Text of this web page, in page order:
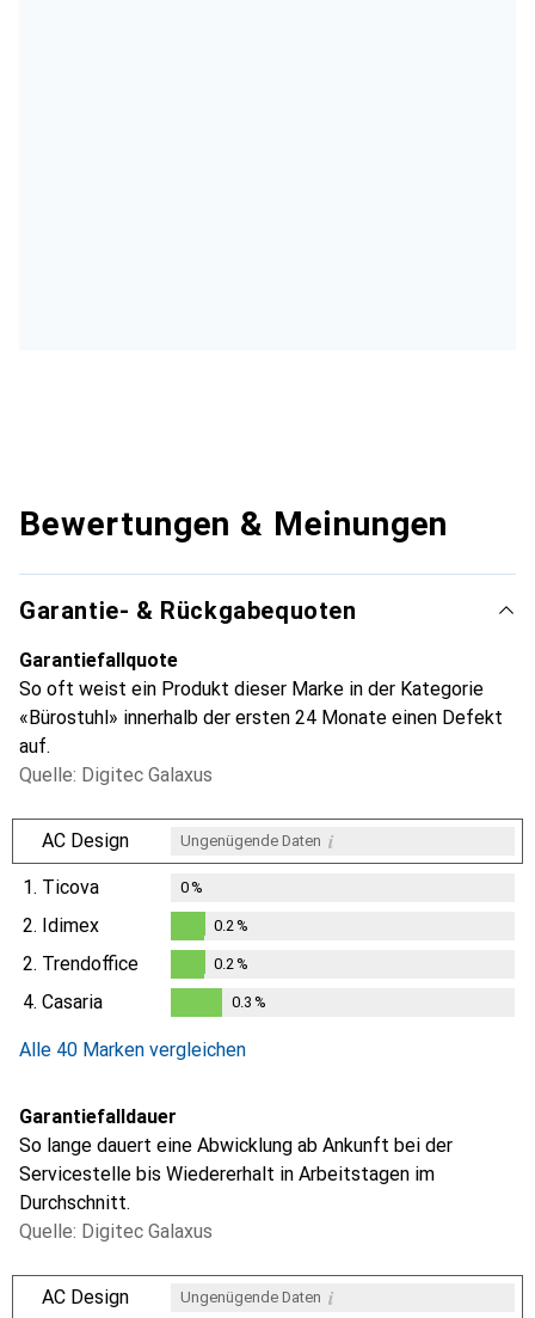
Bewertungen & Meinungen
Garantie- & Rückgabequoten
Garantiefallquote
So oft weist ein Produkt dieser Marke in der Kategorie
«Bürostuhl» innerhalb der ersten 24 Monate einen Defekt
auf.
Quelle: Digitec Galaxus
AC Design Ungenügende Daten i
1. Ticova 0%
2. Idimex
0.2%
0.2 %
2. Trendoffice
0.2%
0.2 %
4. Casaria 0.3 %
Alle 40 Marken vergleichen
Garantiefalldauer
So lange dauert eine Abwicklung ab Ankunft bei der
Servicestelle bis Wiedererhalt in Arbeitstagen im
Durchschnitt.
Quelle: Digitec Galaxus
AC Design Ungenügende Daten i